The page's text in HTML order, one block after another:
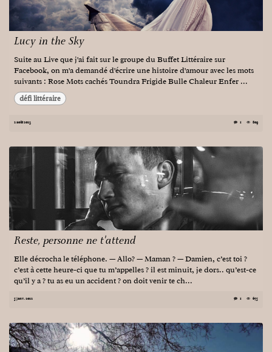
Lucy in the Sky
Suite au Live que j'ai fait sur le groupe du Buffet Littéraire sur
Facebook, on m'a demandé d'écrire une histoire d'amour avec les mots
suivants : Rose Mots cachés Toundra Frigide Bulle Chaleur Enfer ...
défi littéraire
2 août 2023 1 809
Reste, personne ne t'attend
Elle décrocha le téléphone. — Allo? — Maman ? — Damien, c’est toi ?
c’est à cette heure-ci que tu m’appelles ? il est minuit, je dors.. qu’est-ce
qu’il y a ? tu as eu un accident ? on doit venir te ch...
5 janv. 2022 1 675